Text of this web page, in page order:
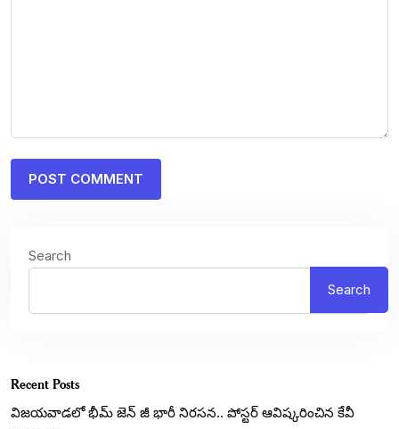
Search
Search
Recent Posts
విజయవాడలో భీమ్ జెన్ జీ భారీ నిరసన.. పోస్టర్ ఆవిష్కరించిన కేవీ